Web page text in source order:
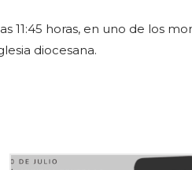
11:45 horas, en uno de los
diocesana.